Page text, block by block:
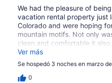
We had the pleasure of
vacation rental property just
Colorado and were hoping
mountain motifs. Not only
clean and comfortable it
Southern California with the
design. This is a property
delighted at every corner.
equipped for cooking or
Ver más
Se hospedó 3 noches en marzo
0